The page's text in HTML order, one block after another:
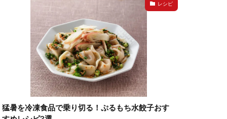
レシピ
猛暑を冷凍食品で乗り切る！ぷるもち水餃子おす